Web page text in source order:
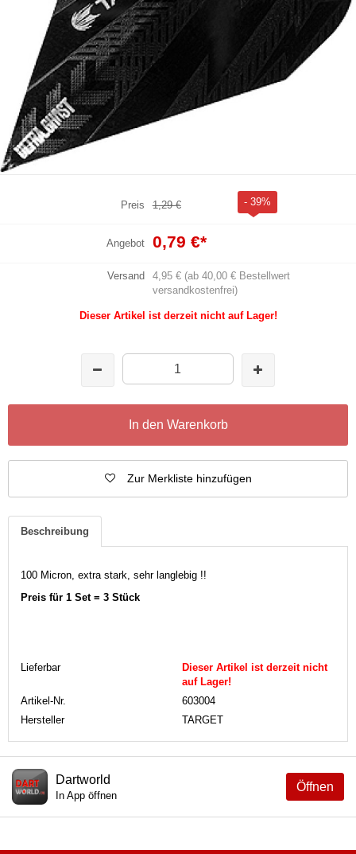
Preis 1,29 € - 39%
Angebot 0,79 €*
Versand
4,95 € (ab 40,00 € Bestellwert
versandkostenfrei)
Dieser Artikel ist derzeit nicht auf Lager!
In den Warenkorb
Zur Merkliste hinzufügen
Beschreibung
100 Micron, extra stark, sehr langlebig !!
Preis für 1 Set = 3 Stück
Lieferbar
Dieser Artikel ist derzeit nicht
auf Lager!
Artikel-Nr.
603004
Hersteller
TARGET
Öffnen
Dartworld
In App öffnen